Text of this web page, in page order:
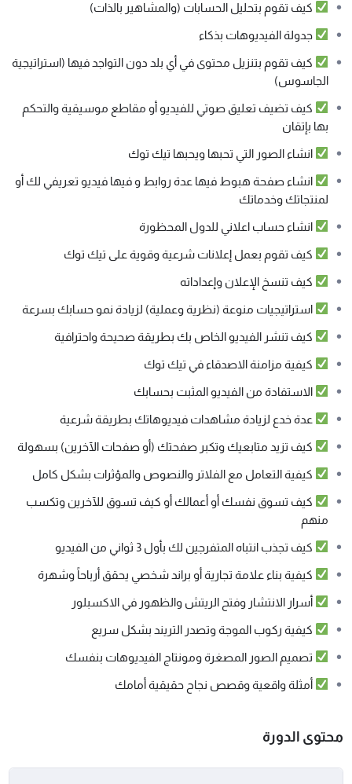
كيف تقوم بتحليل الحسابات (والمشاهير بالذات)
جدولة الفيديوهات بذكاء
كيف تقوم بتنزيل محتوى في أي بلد دون التواجد فيها (استراتيجية
الجاسوس)
كيف تضيف تعليق صوتي للفيديو أو مقاطع موسيقية والتحكم
بها بإتقان
انشاء الصور التي تحبها ويحبها تيك توك
انشاء صفحة هبوط فيها عدة روابط و فيها فيديو تعريفي لك أو
لمنتجاتك وخدماتك
انشاء حساب اعلاني للدول المحظورة
كيف تقوم بعمل إعلانات شرعية وقوية على تيك توك
كيف تنسخ الإعلان وإعداداته
استراتيجيات منوعة (نظرية وعملية) لزيادة نمو حسابك بسرعة
كيف تنشر الفيديو الخاص بك بطريقة صحيحة واحترافية
كيفية مزامنة الاصدقاء في تيك توك
الاستفادة من الفيديو المثبت بحسابك
عدة خدع لزيادة مشاهدات فيديوهاتك بطريقة شرعية
كيف تزيد متابعيك وتكبر صفحتك (أو صفحات الآخرين) بسهولة
كيفية التعامل مع الفلاتر والنصوص والمؤثرات بشكل كامل
كيف تسوق نفسك أو أعمالك أو كيف تسوق للآخرين وتكسب
منهم
كيف تجذب انتباه المتفرجين لك بأول 3 ثواني من الفيديو
كيفية بناء علامة تجارية أو براند شخصي يحقق أرباحاً وشهرة
أسرار الانتشار وفتح الريتش والظهور في الاكسبلور
كيفية ركوب الموجة وتصدر التريند بشكل سريع
تصميم الصور المصغرة ومونتاج الفيديوهات بنفسك
أمثلة واقعية وقصص نجاح حقيقية أمامك
محتوى الدورة